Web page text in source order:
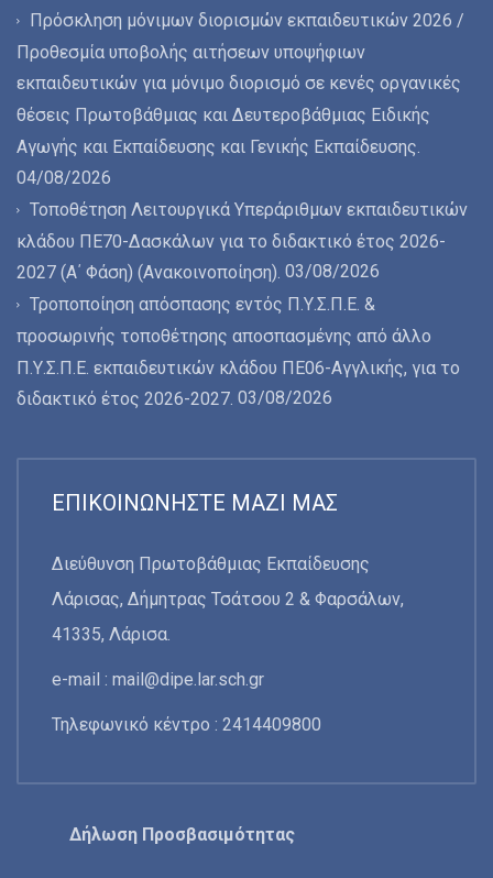
Πρόσκληση μόνιμων διορισμών εκπαιδευτικών 2026 /
Προθεσμία υποβολής αιτήσεων υποψήφιων
εκπαιδευτικών για μόνιμο διορισμό σε κενές οργανικές
θέσεις Πρωτοβάθμιας και Δευτεροβάθμιας Ειδικής
Αγωγής και Εκπαίδευσης και Γενικής Εκπαίδευσης.
04/08/2026
Τοποθέτηση Λειτουργικά Υπεράριθμων εκπαιδευτικών
κλάδου ΠΕ70-Δασκάλων για το διδακτικό έτος 2026-
2027 (Α΄ Φάση) (Ανακοινοποίηση). 03/08/2026
Τροποποίηση απόσπασης εντός Π.Υ.Σ.Π.Ε. &
προσωρινής τοποθέτησης αποσπασμένης από άλλο
Π.Υ.Σ.Π.Ε. εκπαιδευτικών κλάδου ΠΕ06-Αγγλικής, για το
διδακτικό έτος 2026-2027. 03/08/2026
ΕΠΙΚΟΙΝΩΝΉΣΤΕ ΜΑΖΊ ΜΑΣ
Διεύθυνση Πρωτοβάθμιας Εκπαίδευσης
Λάρισας, Δήμητρας Τσάτσου 2 & Φαρσάλων,
41335, Λάρισα.
e-mail : mail@dipe.lar.sch.gr
Τηλεφωνικό κέντρο : 2414409800
Δήλωση Προσβασιμότητας